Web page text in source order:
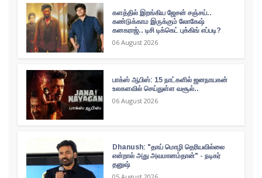
களத்தில் இறங்கிய ஜேசன் சஞ்சய்..
கண்டுக்காம இருக்கும் லோகேஷ்
கனகராஜ்.. டிசி டிக்கெட் புக்கிங் எப்படி?
06 August 2026
பாக்ஸ் ஆபிஸ்: 15 நாட்களில் ஜனநாயகன்
உலகளவில் செய்துள்ள வசூல்..
06 August 2026
Dhanush: "தாய் மொழி தெரியவில்லை
என்றால் அது அவமானம்தான்" - நடிகர்
தனுஷ்